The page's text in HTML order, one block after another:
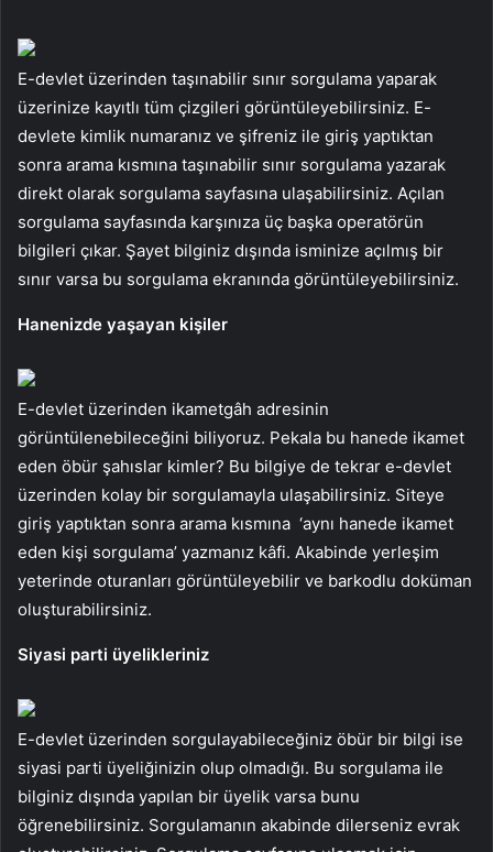
E-devlet üzerinden taşınabilir sınır sorgulama yaparak
üzerinize kayıtlı tüm çizgileri görüntüleyebilirsiniz. E-
devlete kimlik numaranız ve şifreniz ile giriş yaptıktan
sonra arama kısmına taşınabilir sınır sorgulama yazarak
direkt olarak sorgulama sayfasına ulaşabilirsiniz. Açılan
sorgulama sayfasında karşınıza üç başka operatörün
bilgileri çıkar. Şayet bilginiz dışında isminize açılmış bir
sınır varsa bu sorgulama ekranında görüntüleyebilirsiniz.
Hanenizde yaşayan kişiler
E-devlet üzerinden ikametgâh adresinin
görüntülenebileceğini biliyoruz. Pekala bu hanede ikamet
eden öbür şahıslar kimler? Bu bilgiye de tekrar e-devlet
üzerinden kolay bir sorgulamayla ulaşabilirsiniz. Siteye
giriş yaptıktan sonra arama kısmına ‘aynı hanede ikamet
eden kişi sorgulama’ yazmanız kâfi. Akabinde yerleşim
yeterinde oturanları görüntüleyebilir ve barkodlu doküman
oluşturabilirsiniz.
Siyasi parti üyelikleriniz
E-devlet üzerinden sorgulayabileceğiniz öbür bir bilgi ise
siyasi parti üyeliğinizin olup olmadığı. Bu sorgulama ile
bilginiz dışında yapılan bir üyelik varsa bunu
öğrenebilirsiniz. Sorgulamanın akabinde dilerseniz evrak